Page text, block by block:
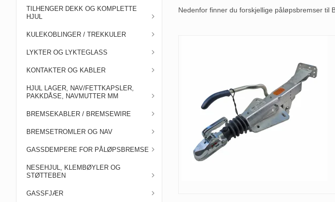
TILHENGER DEKK OG KOMPLETTE
HJUL
KULEKOBLINGER / TREKKULER
LYKTER OG LYKTEGLASS
KONTAKTER OG KABLER
HJUL LAGER, NAV/FETTKAPSLER,
PAKKDÅSE, NAVMUTTER MM
BREMSEKABLER / BREMSEWIRE
BREMSETROMLER OG NAV
GASSDEMPERE FOR PÅLØPSBREMSE
NESEHJUL, KLEMBØYLER OG
STØTTEBEN
GASSFJÆR
Nedenfor finner du forskjellige påløpsbremser til